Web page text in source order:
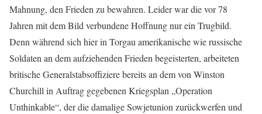
Mahnung, den Frieden zu bewahren. Leider war die vor 78
Jahren mit dem Bild verbundene Hoffnung nur ein Trugbild.
Denn während sich hier in Torgau amerikanische wie russische
Soldaten an dem aufziehenden Frieden begeisterten, arbeiteten
britische Generalstabsoffiziere bereits an dem von Winston
Churchill in Auftrag gegebenen Kriegsplan „Operation
Unthinkable“, der die damalige Sowjetunion zurückwerfen und